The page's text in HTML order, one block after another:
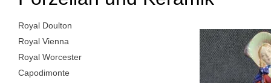
Royal Doulton
Royal Vienna
Royal Worcester
Capodimonte